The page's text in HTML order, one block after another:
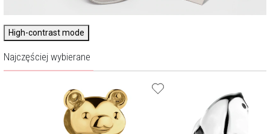
High-contrast mode
Najczęściej wybierane